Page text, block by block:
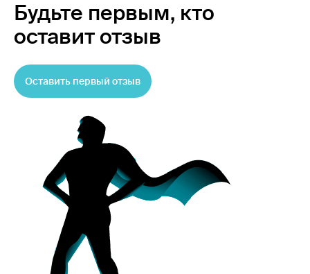
Будьте первым, кто
оставит отзыв
Оставить первый отзыв